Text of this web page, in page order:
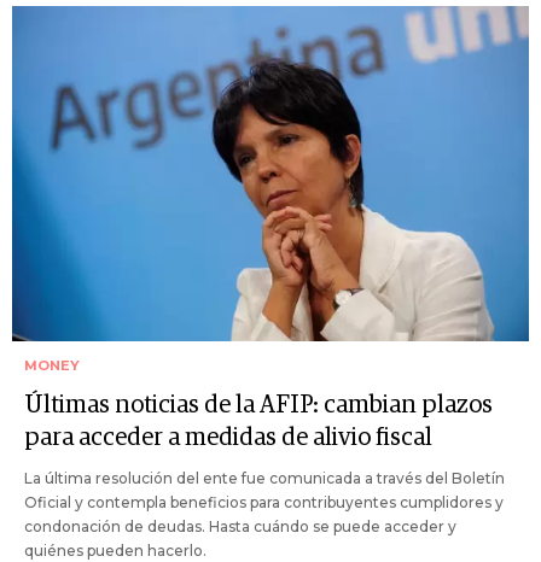
MONEY
Últimas noticias de la AFIP: cambian plazos
para acceder a medidas de alivio fiscal
La última resolución del ente fue comunicada a través del Boletín
Oficial y contempla beneficios para contribuyentes cumplidores y
condonación de deudas. Hasta cuándo se puede acceder y
quiénes pueden hacerlo.